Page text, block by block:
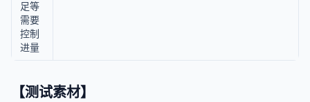
足等
需要
控制
进量
【测试素材】